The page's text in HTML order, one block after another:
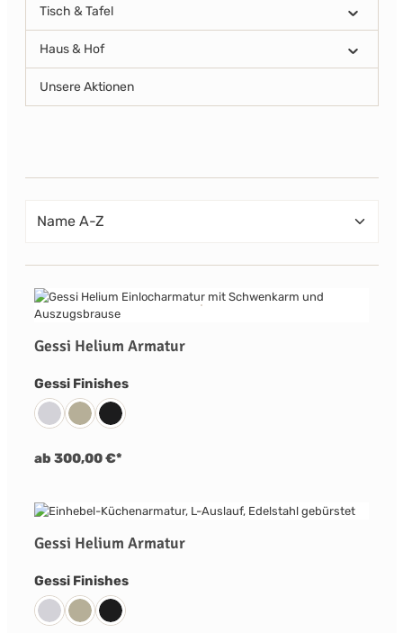
Tisch & Tafel
Haus & Hof
Unsere Aktionen
Gessi Helium Armatur
Gessi Finishesauswählen
031 Chrom149 Finox Nickel Gebürstet
299 Schwarz Matt
ab 300,00 €*
Gessi Helium Armatur
Gessi Finishesauswählen
031 Chrom149 Finox Nickel Gebürstet
299 Schwarz Matt